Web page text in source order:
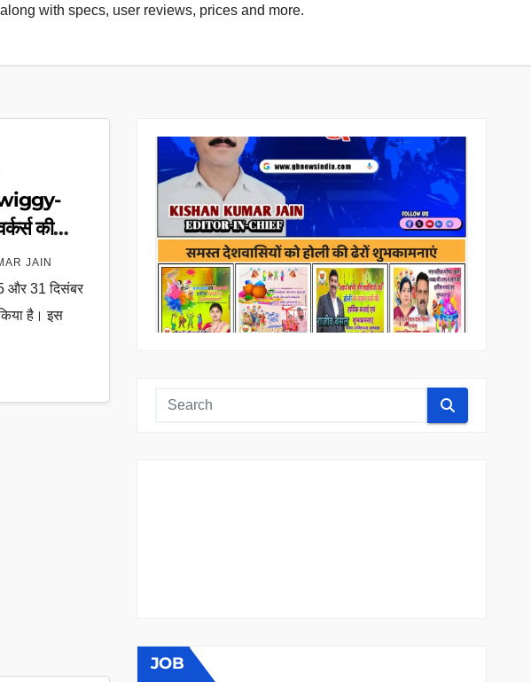
with specs, user reviews, prices and more.
की
JAIN
और 31 दिसंबर
है। इस
JOB